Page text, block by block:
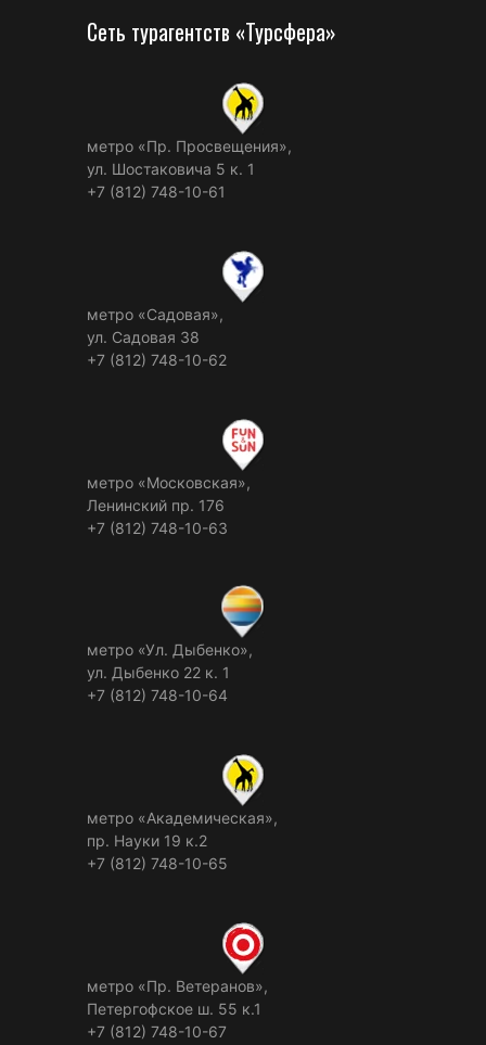
Сеть турагентств «Турсфера»
метро «Пр. Просвещения»,
ул. Шостаковича 5 к. 1
+7 (812) 748-10-61
метро «Садовая»,
ул. Садовая 38
+7 (812) 748-10-62
метро «Московская»,
Ленинский пр. 176
+7 (812) 748-10-63
метро «Ул. Дыбенко»,
ул. Дыбенко 22 к. 1
+7 (812) 748-10-64
метро «Академическая»,
пр. Науки 19 к.2
+7 (812) 748-10-65
метро «Пр. Ветеранов»,
Петергофское ш. 55 к.1
+7 (812) 748-10-67